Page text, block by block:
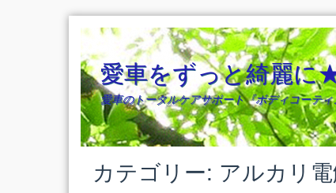
愛車をずっと綺麗に
愛車のトータルケアサポート『ボディコーテ
カテゴリー: アルカリ